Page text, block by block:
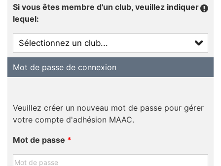
Si vous êtes membre d'un club, veuillez indiquer
lequel:
Mot de passe de connexion
Veuillez créer un nouveau mot de passe pour gérer
votre compte d'adhésion MAAC.
Mot de passe *